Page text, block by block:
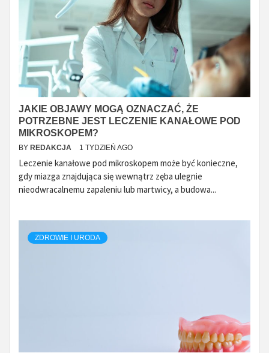
JAKIE OBJAWY MOGĄ OZNACZAĆ, ŻE
POTRZEBNE JEST LECZENIE KANAŁOWE POD
MIKROSKOPEM?
BY REDAKCJA 1 TYDZIEŃ AGO
Leczenie kanałowe pod mikroskopem może być konieczne,
gdy miazga znajdująca się wewnątrz zęba ulegnie
nieodwracalnemu zapaleniu lub martwicy, a budowa...
ZDROWIE I URODA